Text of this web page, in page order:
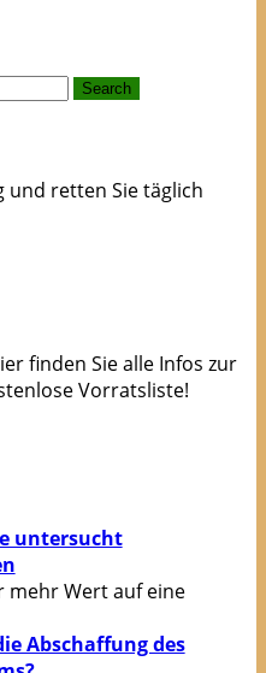
und retten Sie täglich
finden Sie alle Infos zur
Vorratsliste!
untersucht
mehr Wert auf eine
Abschaffung des